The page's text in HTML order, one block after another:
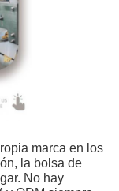
marca en los
la bolsa de
No hay